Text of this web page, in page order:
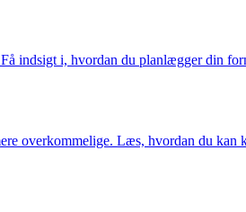
indsigt i, hvordan du planlægger din
overkommelige. Læs, hvordan du